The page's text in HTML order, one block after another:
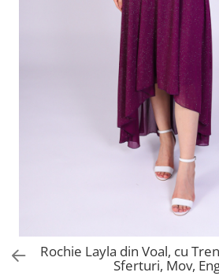
Rochie Layla din Voal, cu
Sferturi, Mov,